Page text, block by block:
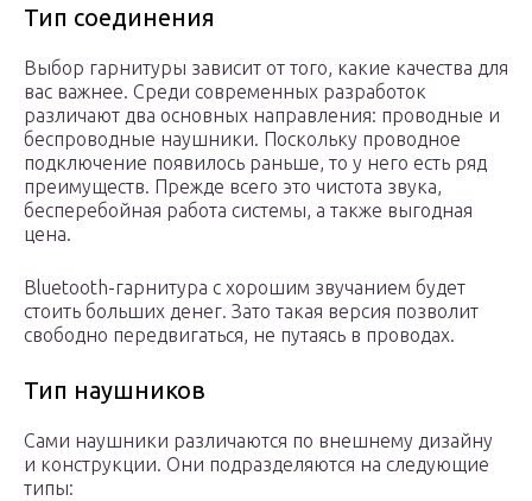
Тип соединения
Выбор гарнитуры зависит от того, какие качества для
вас важнее. Среди современных разработок
различают два основных направления: проводные и
беспроводные наушники. Поскольку проводное
подключение появилось раньше, то у него есть ряд
преимуществ. Прежде всего это чистота звука,
бесперебойная работа системы, а также выгодная
цена.
Bluetooth-гарнитура с хорошим звучанием будет
стоить больших денег. Зато такая версия позволит
свободно передвигаться, не путаясь в проводах.
Тип наушников
Сами наушники различаются по внешнему дизайну
и конструкции. Они подразделяются на следующие
типы: